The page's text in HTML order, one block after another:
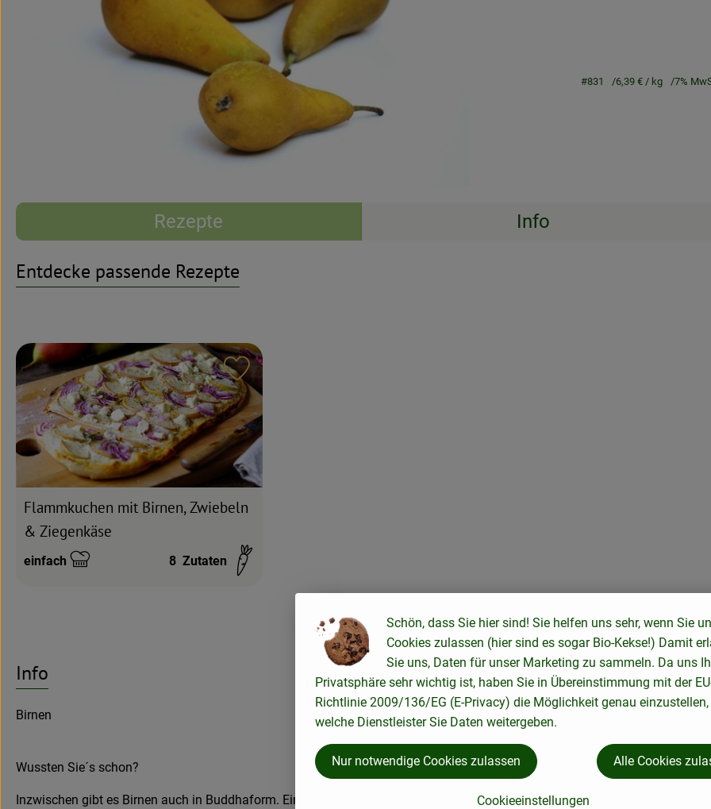
#831 6,39 € / kg 7%
Rezepte Info
Entdecke passende Rezepte
Flammkuchen mit Birnen, Zwiebeln
& Ziegenkäse
Schwierigkeit:
einfach 8 Zutaten
Rezept zu Favouriten hinzufügen
Info
Birnen
Wussten Sie´s schon?
Inzwischen gibt es Birnen auch in Buddhaform. Eine spezielle Form, die an den noch sehr jungen Früchten am Baum
Schön, dass Sie hier sind! Sie helfen uns sehr, wenn Sie
Cookies zulassen (hier sind es sogar Bio-Kekse!) Damit
Sie uns, Daten für unser Marketing zu sammeln. Da uns
Privatsphäre sehr wichtig ist, haben Sie in Übereinstimmung mit der
Richtlinie 2009/136/EG (E-Privacy) die Möglichkeit genau einzustellen,
welche Dienstleister Sie Daten weitergeben.
Cookieeinstellungen
Nur notwendige Cookies zulassen Alle Cookies